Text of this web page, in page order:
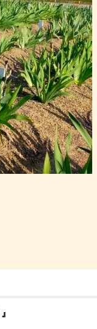
』